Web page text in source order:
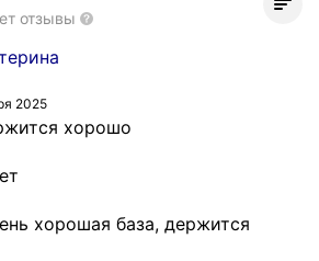
отзывы
2025
хорошо
хорошая база, держится